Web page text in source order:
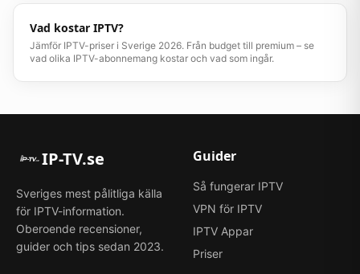
Vad kostar IPTV?
Jämför IPTV-priser i Sverige 2026. Från budget till premium – se
vad olika IPTV-abonnemang kostar och vad som ingår.
IP-TV.se
Sveriges mest pålitliga källa
för IPTV-information.
Oberoende recensioner,
guider och tips sedan 2023.
Guider
Så fungerar IPTV
VPN för IPTV
IPTV Appar
Priser